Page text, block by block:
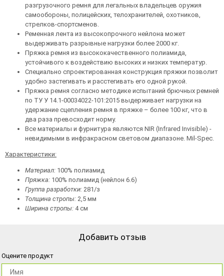
разгрузочного ремня для легальных владельцев оружия
самообороны, полицейских, телохранителей, охотников,
стрелков-спортсменов.
Ременная лента из высокопрочного нейлона может
выдерживать разрывные нагрузки более 2000 кг.
Пряжка ремня из высококачественного полиамида,
устойчивого к воздействию высоких и низких температур.
Специально спроектированная конструкция пряжки позволит
удобно застегивать и расстегивать его одной рукой.
Пряжка ремня согласно методике испытаний брючных ремней
по ТУ У 14.1-00034022-101:2015 выдерживает нагрузки на
удержание сцепления ремня в пряжке – более 100 кг, что в
два раза превосходит норму.
Все материалы и фурнитура являются NIR (Infrared Invisible) -
невидимыми в инфракрасном световом диапазоне. Mil-Spec.
Характеристики:
Материал: 100% полиамид
Пряжка: 100% полиамид (нейлон 6.6)
Группа разработки: 281/з
Толщина стропы: 2,5 мм
Ширина стропы: 4 см
Добавить отзыв
Оцените продукт